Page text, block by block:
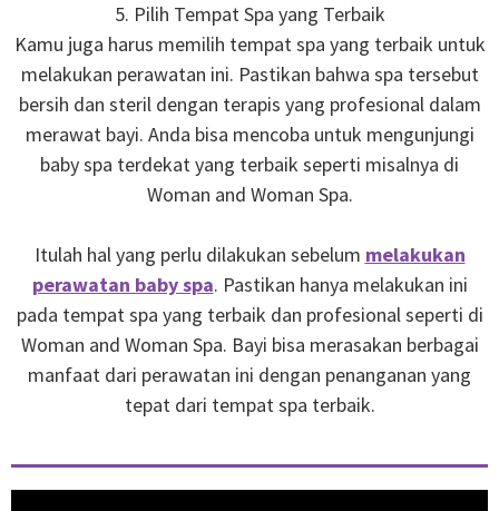
5. Pilih Tempat Spa yang Terbaik
Kamu juga harus memilih tempat spa yang terbaik untuk
melakukan perawatan ini. Pastikan bahwa spa tersebut
bersih dan steril dengan terapis yang profesional dalam
merawat bayi. Anda bisa mencoba untuk mengunjungi
baby spa terdekat yang terbaik seperti misalnya di
Woman and Woman Spa.
Itulah hal yang perlu dilakukan sebelum melakukan
perawatan baby spa. Pastikan hanya melakukan ini
pada tempat spa yang terbaik dan profesional seperti di
Woman and Woman Spa. Bayi bisa merasakan berbagai
manfaat dari perawatan ini dengan penanganan yang
tepat dari tempat spa terbaik.